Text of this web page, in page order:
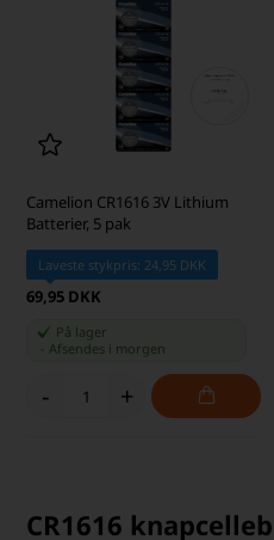
Camelion CR1616 3V Lithium
Batterier, 5 pak
Laveste stykpris: 24,95 DKK
69,95 DKK
På lager
-Afsendes i morgen
- +
CR1616